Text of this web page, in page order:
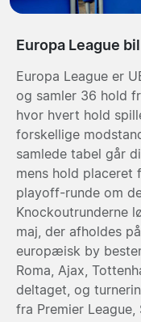
Europa League
Europa League er
og samler 36 hold
hvor hvert hold
forskellige
samlede tabel går
mens hold placeret
playoff-runde om
Knockoutrunderne
maj, der afholdes
europæisk by
Roma, Ajax,
deltaget, og
fra Premier League,